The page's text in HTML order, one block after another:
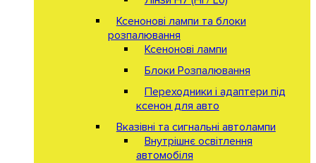
Ксенонові лампи та блоки
розпалювання
Ксенонові лампи
Блоки Розпалювання
Переходники і адаптери під
ксенон для авто
Вказівні та сигнальні автолампи
Внутрішнє освітлення
автомобіля